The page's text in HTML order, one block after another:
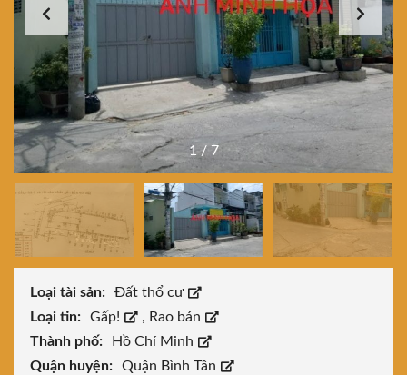
1 / 7
Loại tài sản:
Đất thổ cư
Loại tin:
Gấp! , Rao bán
Thành phố:
Hồ Chí Minh
Quận huyện:
Quận Bình Tân